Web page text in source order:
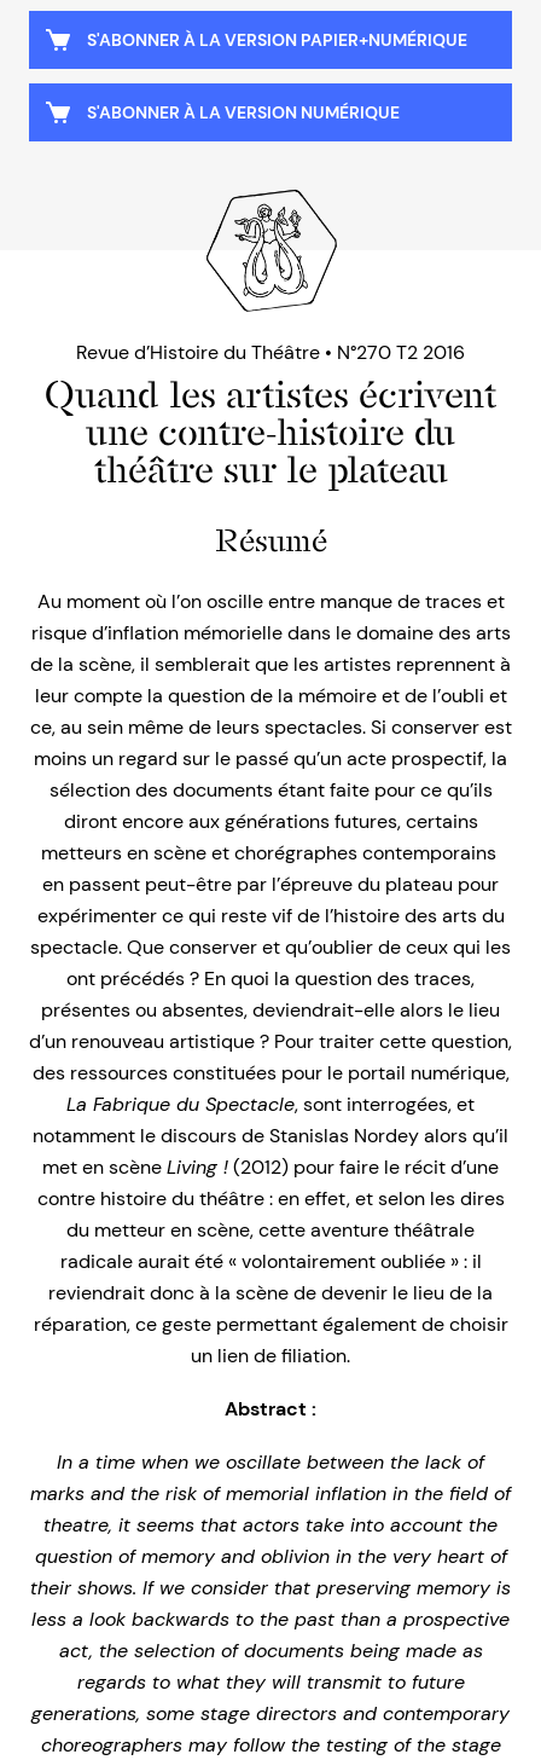
S'ABONNER À LA VERSION PAPIER+NUMÉRIQUE
S'ABONNER À LA VERSION NUMÉRIQUE
Revue d’Histoire du Théâtre • N°270 T2 2016
Quand les artistes écrivent
une contre-histoire du
théâtre sur le plateau
Résumé
Au moment où l’on oscille entre manque de traces et
risque d’inflation mémorielle dans le domaine des arts
de la scène, il semblerait que les artistes reprennent à
leur compte la question de la mémoire et de l’oubli et
ce, au sein même de leurs spectacles. Si conserver est
moins un regard sur le passé qu’un acte prospectif, la
sélection des documents étant faite pour ce qu’ils
diront encore aux générations futures, certains
metteurs en scène et chorégraphes contemporains
en passent peut-être par l’épreuve du plateau pour
expérimenter ce qui reste vif de l’histoire des arts du
spectacle. Que conserver et qu’oublier de ceux qui les
ont précédés ? En quoi la question des traces,
présentes ou absentes, deviendrait-elle alors le lieu
d’un renouveau artistique ? Pour traiter cette question,
des ressources constituées pour le portail numérique,
La Fabrique du Spectacle, sont interrogées, et
notamment le discours de Stanislas Nordey alors qu’il
met en scèneLiving !(2012) pour faire le récit d’une
contre histoire du théâtre : en effet, et selon les dires
du metteur en scène, cette aventure théâtrale
radicale aurait été « volontairement oubliée » : il
reviendrait donc à la scène de devenir le lieu de la
réparation, ce geste permettant également de choisir
un lien de filiation.
Abstract :
In a time when we oscillate between the lack of
marks and the risk of memorial inflation in the field of
theatre, it seems that actors take into account the
question of memory and oblivion in the very heart of
their shows. If we consider that preserving memory is
less a look backwards to the past than a prospective
act, the selection of documents being made as
regards to what they will transmit to future
generations, some stage directors and contemporary
choreographers may follow the testing of the stage